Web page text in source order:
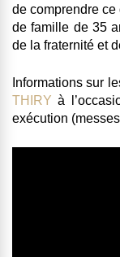
de comprendre
de famille de 35
de la fraternité et
Informations sur
THIRY à
exécution